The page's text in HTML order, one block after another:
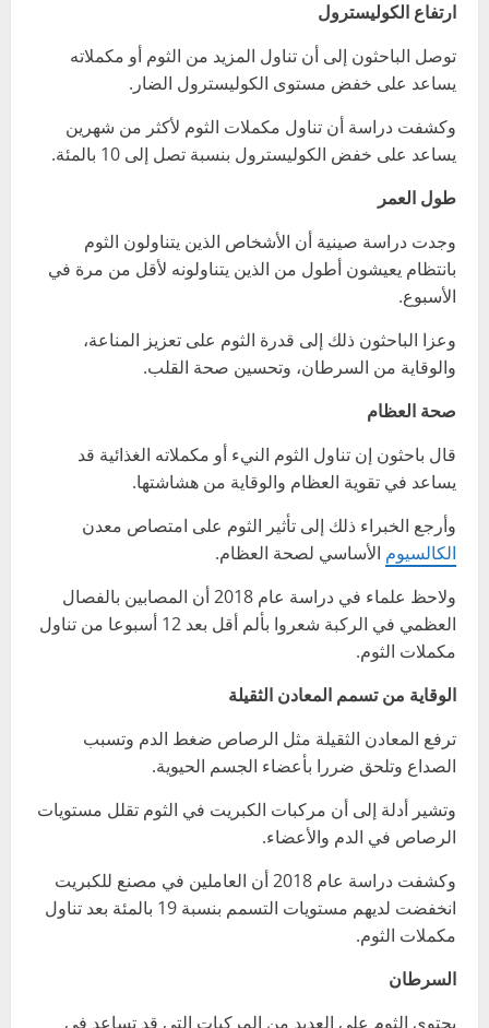
ارتفاع الكوليسترول
توصل الباحثون إلى أن تناول المزيد من الثوم أو مكملاته
يساعد على خفض مستوى الكوليسترول الضار.
وكشفت دراسة أن تناول مكملات الثوم لأكثر من شهرين
يساعد على خفض الكوليسترول بنسبة تصل إلى 10 بالمئة.
طول العمر
وجدت دراسة صينية أن الأشخاص الذين يتناولون الثوم
بانتظام يعيشون أطول من الذين يتناولونه لأقل من مرة في
الأسبوع.
وعزا الباحثون ذلك إلى قدرة الثوم على تعزيز المناعة،
والوقاية من السرطان، وتحسين صحة القلب.
صحة العظام
قال باحثون إن تناول الثوم النيء أو مكملاته الغذائية قد
يساعد في تقوية العظام والوقاية من هشاشتها.
وأرجع الخبراء ذلك إلى تأثير الثوم على امتصاص معدن
الكالسيوم الأساسي لصحة العظام.
ولاحظ علماء في دراسة عام 2018 أن المصابين بالفصال
العظمي في الركبة شعروا بألم أقل بعد 12 أسبوعا من تناول
مكملات الثوم.
الوقاية من تسمم المعادن الثقيلة
ترفع المعادن الثقيلة مثل الرصاص ضغط الدم وتسبب
الصداع وتلحق ضررا بأعضاء الجسم الحيوية.
وتشير أدلة إلى أن مركبات الكبريت في الثوم تقلل مستويات
الرصاص في الدم والأعضاء.
وكشفت دراسة عام 2018 أن العاملين في مصنع للكبريت
انخفضت لديهم مستويات التسمم بنسبة 19 بالمئة بعد تناول
مكملات الثوم.
السرطان
يحتوي الثوم على العديد من المركبات التي قد تساعد في